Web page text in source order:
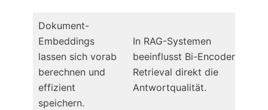
Dokument-
Embeddings
lassen sich vorab
berechnen und
effizient
speichern.
In RAG-Systemen
beeinflusst Bi-Encoder-
Retrieval direkt die
Antwortqualität.